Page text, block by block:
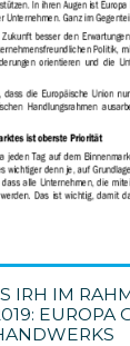
IRH IM
EUROPA